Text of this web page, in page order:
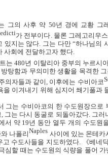
그의 사후 약 50년 경에 교황 그
가 전부이다. 물론 그레고리우
있지는 않다. 그는 다만 “하나님의
사회에 전달하고자 했다.
는 480년 이탈리아 중부의 누르시
탕함과 무의미한 생활을 목격한 그
의자들과 같이, 이후에는 수비아코
을 이겨내기 위해 심지어 쐐기풀과
그는 수비아코의 한 수도원장으로
, 그는 다시 동굴로 되돌아갔다. 그러
서 약19년 동안 열두 개의 수도원
나폴리Naples 사이에 있는 몬테카
고 수도사들을 지도하였다
《베네
심할 때는 수도원의 식량을 풀어